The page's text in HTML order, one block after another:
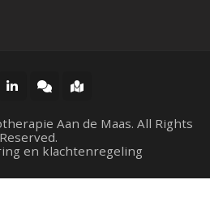
Aan de Maas. All Rights
Reserved.
en klachtenregeling